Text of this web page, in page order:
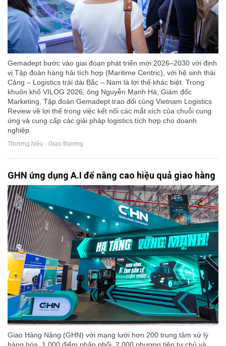
Gemadept bước vào giai đoạn phát triển mới 2026–2030 với định
vị Tập đoàn hàng hải tích hợp (Maritime Centric), với hệ sinh thái
Cảng – Logistics trải dài Bắc – Nam là lợi thế khác biệt. Trong
khuôn khổ VILOG 2026, ông Nguyễn Mạnh Hà, Giám đốc
Marketing, Tập đoàn Gemadept trao đổi cùng Vietnam Logistics
Review về lợi thế trong việc kết nối các mắt xích của chuỗi cung
ứng và cung cấp các giải pháp logistics tích hợp cho doanh
nghiệp.
Thương hiệu - Giao thương
GHN ứng dụng A.I để nâng cao hiệu quả giao hàng
Giao Hàng Nặng (GHN) với mạng lưới hơn 200 trung tâm xử lý